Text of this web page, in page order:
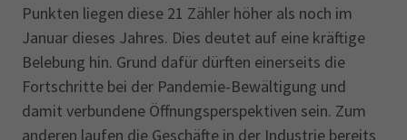
Punkten liegen diese 21 Zähler höher als noch im
Januar dieses Jahres. Dies deutet auf eine kräftige
Belebung hin. Grund dafür dürften einerseits die
Fortschritte bei der Pandemie-Bewältigung und
damit verbundene Öffnungsperspektiven sein. Zum
anderen laufen die Geschäfte in der Industrie bereits